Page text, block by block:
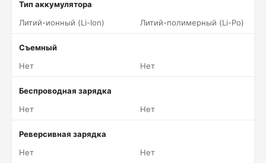
Тип аккумулятора
Литий-ионный (Li-Ion)
Литий-полимерный (Li-Po)
Съемный
Нет
Нет
Беспроводная зарядка
Нет
Нет
Реверсивная зарядка
Нет
Нет